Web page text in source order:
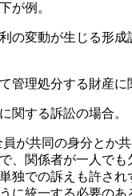
が例。
の変動が生じる形
管理処分する財産に
関する訴訟の場合。
が共同の身分とか
、関係者が一人でも
独での訴えも許され
に統一する必要のあ